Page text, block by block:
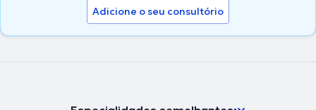
Adicione o seu consultório